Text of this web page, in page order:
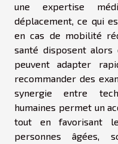
une expertise
déplacement, ce qui
en cas de mobilité
santé disposent alors
peuvent adapter
recommander des
synergie entre
humaines permet un
tout en favorisant
personnes âgées,